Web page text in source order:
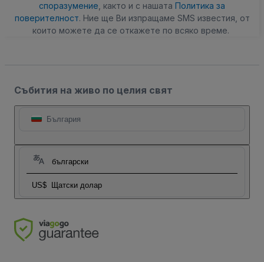
споразумение , както и с нашата Политика за
поверителност. Ние ще Ви изпращаме SMS известия, от
които можете да се откажете по всяко време.
Събития на живо по целия свят
България
български
US$ Щатски долар